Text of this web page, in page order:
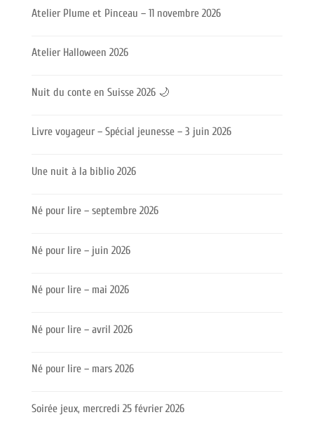
Atelier Plume et Pinceau – 11 novembre 2026
Atelier Halloween 2026
Nuit du conte en Suisse 2026 🌙
Livre voyageur – Spécial jeunesse – 3 juin 2026
Une nuit à la biblio 2026
Né pour lire – septembre 2026
Né pour lire – juin 2026
Né pour lire – mai 2026
Né pour lire – avril 2026
Né pour lire – mars 2026
Soirée jeux, mercredi 25 février 2026